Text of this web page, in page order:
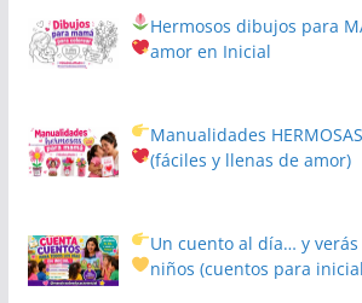
Hermosos dibujos para
amor en Inicial
Manualidades
(fáciles y llenas de amor)
Un cuento al día… y
niños(cuentos para